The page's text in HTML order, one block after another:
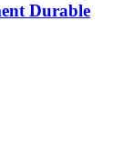
Durable